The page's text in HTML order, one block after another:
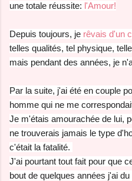
une totale réussite: l'Amour!
Depuis toujours, je rêvais d'un
telles qualités, tel physique,
mais pendant des années, je
Par la suite, j'ai été en couple
homme qui ne me
Je m'étais amourachée de lui,
ne trouverais jamais le type
c'était la fatalité.
J'ai pourtant tout fait pour que
bout de quelques années j'ai